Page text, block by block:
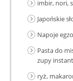
imbir, nori,
Japońskie
Napoje
Pasta do
zupy instant
ryż,